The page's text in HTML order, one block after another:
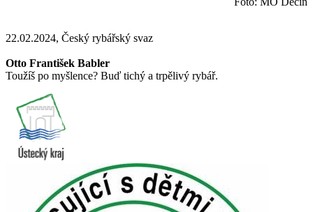
22.02.2024, Český rybářský svaz
Otto František Babler
Toužíš po myšlence? Buď tichý a trpělivý rybář.